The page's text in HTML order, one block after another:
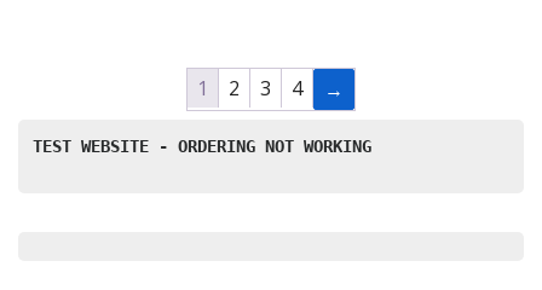
1 2 3 4 →
TEST WEBSITE - ORDERING NOT WORKING